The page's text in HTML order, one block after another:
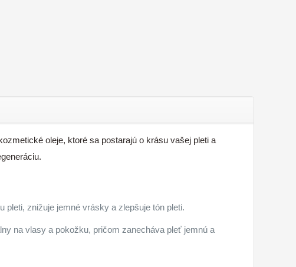
oleje, ktoré sa postarajú o krásu vašej pleti a
znižuje jemné vrásky a zlepšuje tón pleti.
na vlasy a pokožku, pričom zanecháva pleť jemnú a